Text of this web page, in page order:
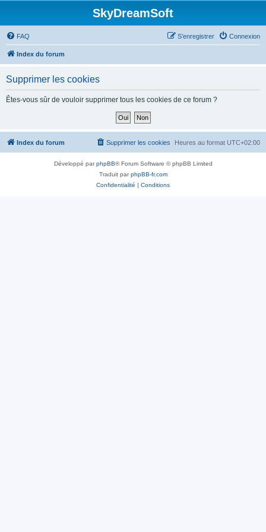
SkyDreamSoft
FAQ Connexion
S’enregistrer
Index du forum
Supprimer les cookies
Êtes-vous sûr de vouloir supprimer tous les cookies de ce forum ?
Index du forum Heures au format UTC+02:00
Supprimer les cookies
Développé parphpBB® Forum Software © phpBB Limited
Traduit parphpBB-fr.com
Confidentialité | Conditions